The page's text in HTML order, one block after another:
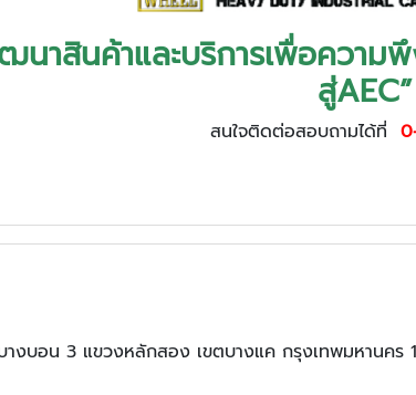
นาสินค้าและบริการเพื่อควา
สู่AEC”
สนใจติดต่อสอบถามได้ที่
งบอน 3 แขวงหลักสอง เขตบางแค กรุงเทพมหานคร